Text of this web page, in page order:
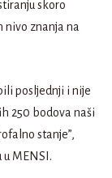
skoro
znanja na
posljednji i nije
250 bodova naši
stanje”,
MENSI.